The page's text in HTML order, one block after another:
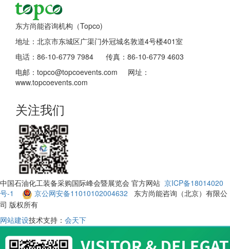
东方尚能咨询机构（Topco)
地址：北京市东城区广渠门外冠城名敦道4号楼401室
电话：86-10-6779 7984 传真：86-10-6779 4603
电邮：topco@topcoevents.com 网址：
www.topcoevents.com
关注我们
中国石油化工装备采购国际峰会暨展览会 官方网站 京ICP备18014020
号-1
京公网安备11010102004632 东方尚能咨询（北京）有限公
司 版权所有
网站建设技术支持： 会天下